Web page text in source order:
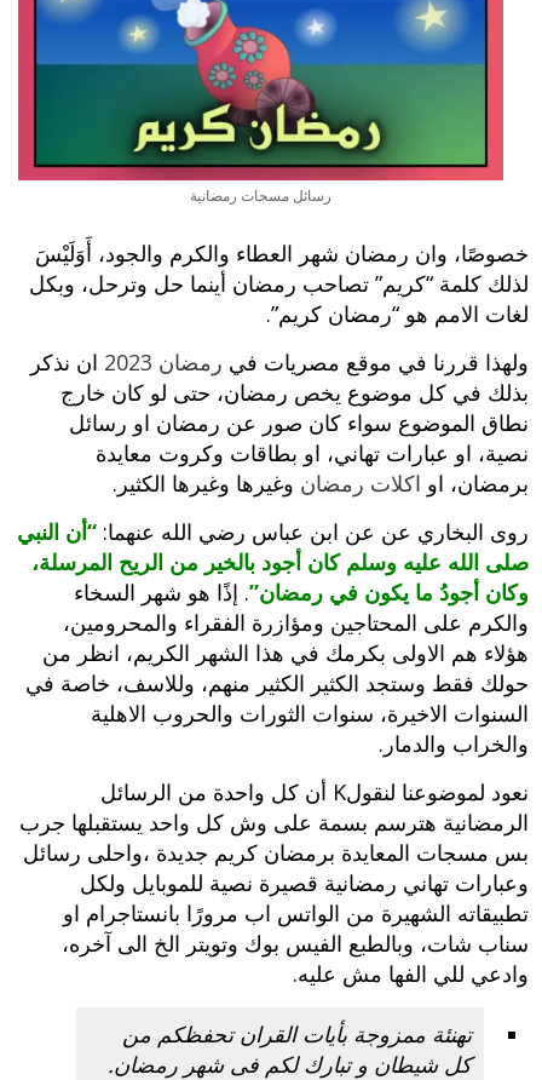
رسائل مسجات رمضانية
خصوصًا، وان رمضان شهر العطاء والكرم والجود، أَوَلَيْسَ
لذلك كلمة “كريم” تصاحب رمضان أينما حل وترحل، وبكل
لغات الامم هو “رمضان كريم”.
ولهذا قررنا في موقع مصريات في رمضان 2023
ان نذكر
بذلك في كل موضوع يخص رمضان، حتى لو كان خارج
نطاق الموضوع سواء كان صور عن رمضان او رسائل
نصية، او عبارات تهاني، او بطاقات وكروت معايدة
برمضان، او اكلات رمضان وغيرها وغيرها الكثير.
روى البخاري عن عن ابن عباس رضي الله عنهما:“أن النبي
صلى الله عليه وسلم كان أجود بالخير من الريح المرسلة،
وكان أجودُ ما يكون في رمضان”. إذًا هو شهر السخاء
والكرم على المحتاجين ومؤازرة الفقراء والمحرومين،
هؤلاء هم الاولى بكرمك في هذا الشهر الكريم، انظر من
حولك فقط وستجد الكثير الكثير منهم، وللاسف، خاصة في
السنوات الاخيرة، سنوات الثورات والحروب الاهلية
والخراب والدمار.
نعود لموضوعنا لنقولK أن كل واحدة من الرسائل
الرمضانية هترسم بسمة على وش كل واحد يستقبلها جرب
بس مسجات المعايدة برمضان كريم جديدة ،واحلى رسائل
وعبارات تهاني رمضانية قصيرة نصية للموبايل ولكل
تطبيقاته الشهيرة من الواتس اب مرورًا بانستاجرام او
سناب شات، وبالطبع الفيس بوك وتويتر الخ الى آخره،
وادعي للي الفها مش عليه.
تهنئة ممزوجة بأيات القران تحفظكم من
كل شيطان و تبارك لكم فى شهر رمضان.